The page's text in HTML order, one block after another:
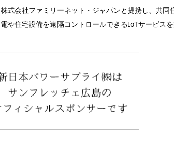
株式会社ファミリーネット・ジャパンと提携し、共同
電や住宅設備を遠隔コントロールできるIoTサービスを